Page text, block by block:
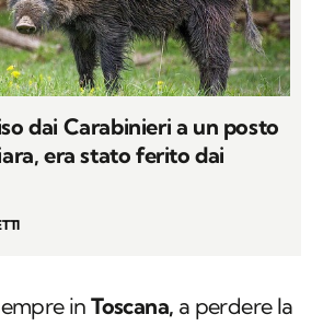
dai Carabinieri a un posto
era stato ferito dai
in Toscana, a perdere la